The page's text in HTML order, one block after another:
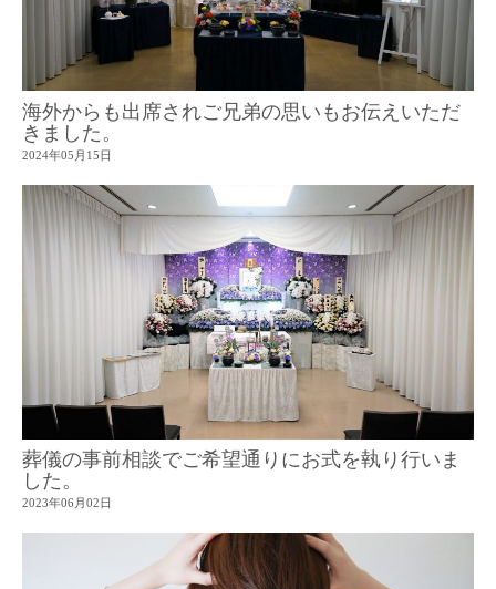
海外からも出席されご兄弟の思いもお伝えいただ
きました。
2024年05月15日
葬儀の事前相談でご希望通りにお式を執り行いま
した。
2023年06月02日